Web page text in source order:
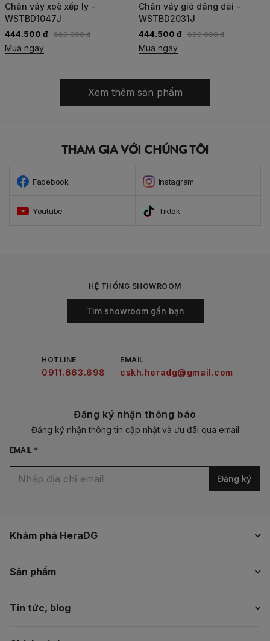
Chân váy xoè xếp ly -
WSTBD1047J
444.500 đ 889.000 đ
Mua ngay
Chân váy gió dáng dài -
WSTBD2031J
444.500 đ 889.000 đ
Mua ngay
Xem thêm sản phẩm
THAM GIA VỚI CHÚNG TÔI
Facebook Instagram
Youtube Tiktok
Khám phá HeraDG
Sản phẩm
Tin tức, blog
HỆ THỐNG SHOWROOM
Tìm showroom gần bạn
HOTLINE
0911.663.698
EMAIL
cskh.heradg@gmail.com
Đăng ký nhận thông báo
Đăng ký nhận thông tin cập nhật và ưu đãi qua email
EMAIL *
Đăng ký